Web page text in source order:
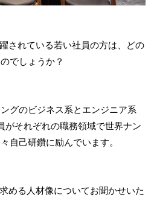
されている若い社員の方は、どの
でしょうか？
グのビジネス系とエンジニア系
がそれぞれの職務領域で世界ナン
自己研鑽に励んでいます。
める人材像についてお聞かせいた